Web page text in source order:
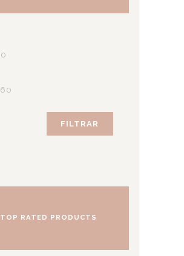
FILTRAR
TOP RATED PRODUCTS